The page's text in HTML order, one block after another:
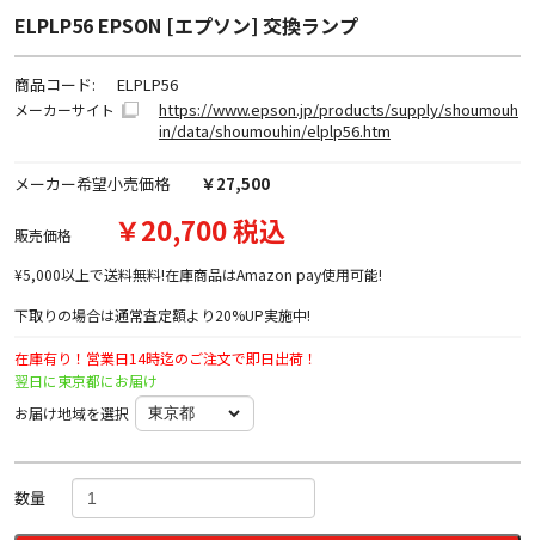
ELPLP56 EPSON [エプソン] 交換ランプ
商品コード: ELPLP56
メーカーサイト
https://www.epson.jp/products/supply/shoumouh
in/data/shoumouhin/elplp56.htm
メーカー希望小売価格 ￥27,500
販売価格 ￥20,700 税込
¥5,000以上で送料無料!在庫商品はAmazon pay使用可能!
下取りの場合は通常査定額より20%UP実施中!
在庫有り！営業日14時迄のご注文で即日出荷！
翌日に東京都にお届け
お届け地域を選択
数量